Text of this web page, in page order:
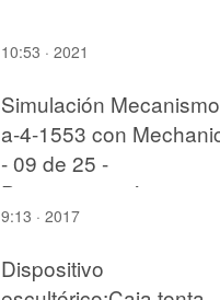
10:53 · 2021
Simulación Mecanismo
a-4-1553 con
- 09 de 25 -
Parametrización
9:13 · 2017
Dispositivo